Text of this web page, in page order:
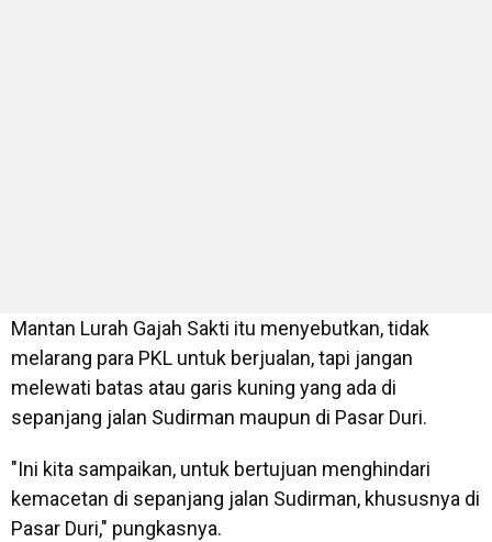
Mantan Lurah Gajah Sakti itu menyebutkan, tidak
melarang para PKL untuk berjualan, tapi jangan
melewati batas atau garis kuning yang ada di
sepanjang jalan Sudirman maupun di Pasar Duri.
"Ini kita sampaikan, untuk bertujuan menghindari
kemacetan di sepanjang jalan Sudirman, khususnya di
Pasar Duri," pungkasnya.